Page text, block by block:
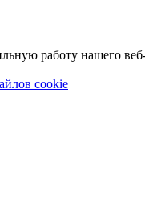
работу нашего
cookie